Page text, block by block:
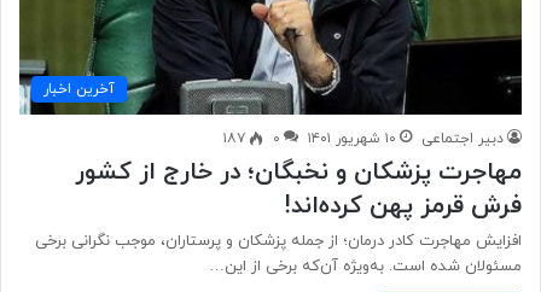
آخرین اخبار
دبیر اجتماعی ۱۰ شهریور ۱۴۰۱ ۰ ۱۸۷
مهاجرت پزشکان و نخبگان؛ در خارج از کشور
فرش قرمز پهن کرده‌اند!
افزایش مهاجرت کادر درمان؛ از جمله پزشکان و پرستاران، موجب نگرانی برخی
مسئولان شده است. به‌ویژه آن‌که برخی از این…